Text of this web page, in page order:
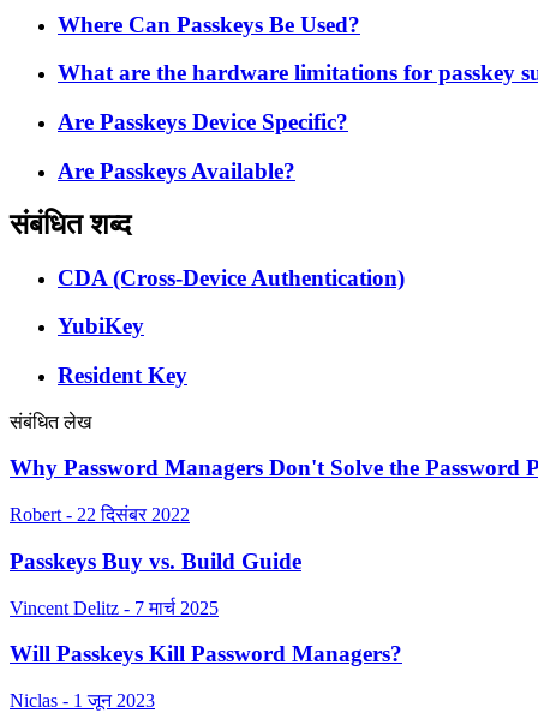
Where Can Passkeys Be Used?
What are the hardware limitations for passkey
Are Passkeys Device Specific?
Are Passkeys Available?
संबंधित शब्द
CDA (Cross-Device Authentication)
YubiKey
Resident Key
संबंधित लेख
Why Password Managers Don't Solve the Password
Robert - 22 दिसंबर 2022
Passkeys Buy vs. Build Guide
Vincent Delitz - 7 मार्च 2025
Will Passkeys Kill Password Managers?
Niclas - 1 जून 2023